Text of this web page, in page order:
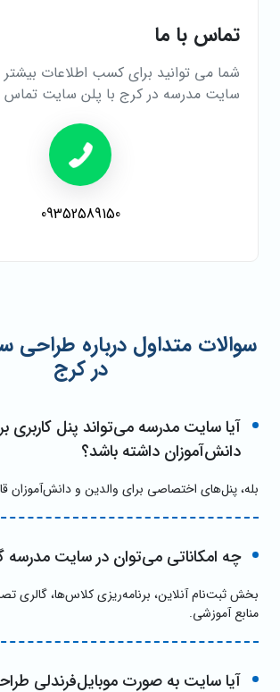
تماس با ما
شما می توانید برای کسب اطلاعات بیشتر
سایت مدرسه در کرج با پلن سایت تماس
09352589150
سوالات متداول درباره
در کرج
آیا سایت مدرسه می‌تواند پنل کاربری
دانش‌آموزان داشته باشد؟
بله، پنل‌های اختصاصی برای والدین و دانش‌آموزان
چه امکاناتی می‌توان در سایت مدرسه
بخش ثبت‌نام آنلاین، برنامه‌ریزی کلاس‌ها، گالری
منابع آموزشی.
آیا سایت به صورت موبایل‌فرندلی